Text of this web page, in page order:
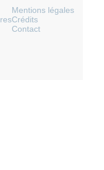
Mentions légales
Crédits
Contact